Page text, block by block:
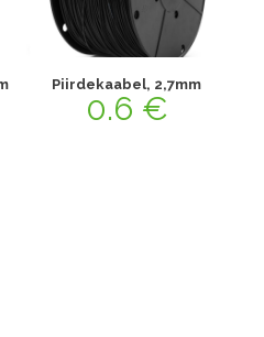
Piirdekaabel, 2,7mm
0.6 €